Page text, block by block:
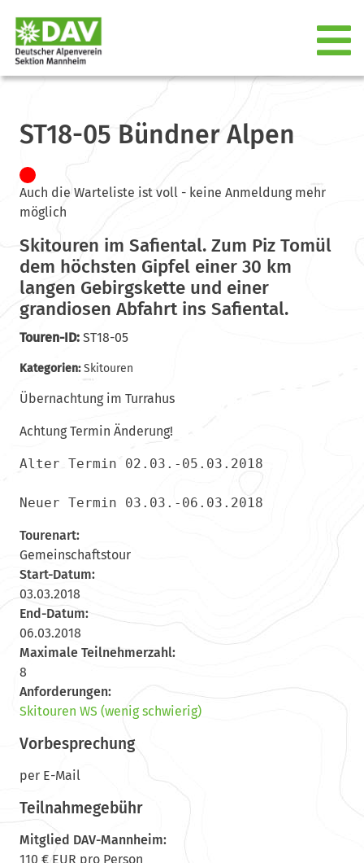
ST18-05 Bündner Alpen
Auch die Warteliste ist voll - keine Anmeldung mehr
möglich
Skitouren im Safiental. Zum Piz Tomül
dem höchsten Gipfel einer 30 km
langen Gebirgskette und einer
grandiosen Abfahrt ins Safiental.
Touren-ID:ST18-05
Kategorien:Skitouren
Übernachtung im Turrahus
Achtung Termin Änderung!
Alter Termin 02.03.-05.03.2018
Neuer Termin 03.03.-06.03.2018
Tourenart:
Gemeinschaftstour
Start-Datum:
03.03.2018
End-Datum:
06.03.2018
Maximale Teilnehmerzahl:
8
Anforderungen:
Skitouren WS (wenig schwierig)
Vorbesprechung
per E-Mail
Teilnahmegebühr
Mitglied DAV-Mannheim:
110 € EUR pro Person